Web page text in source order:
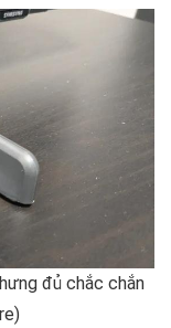
đủ chắc chắn